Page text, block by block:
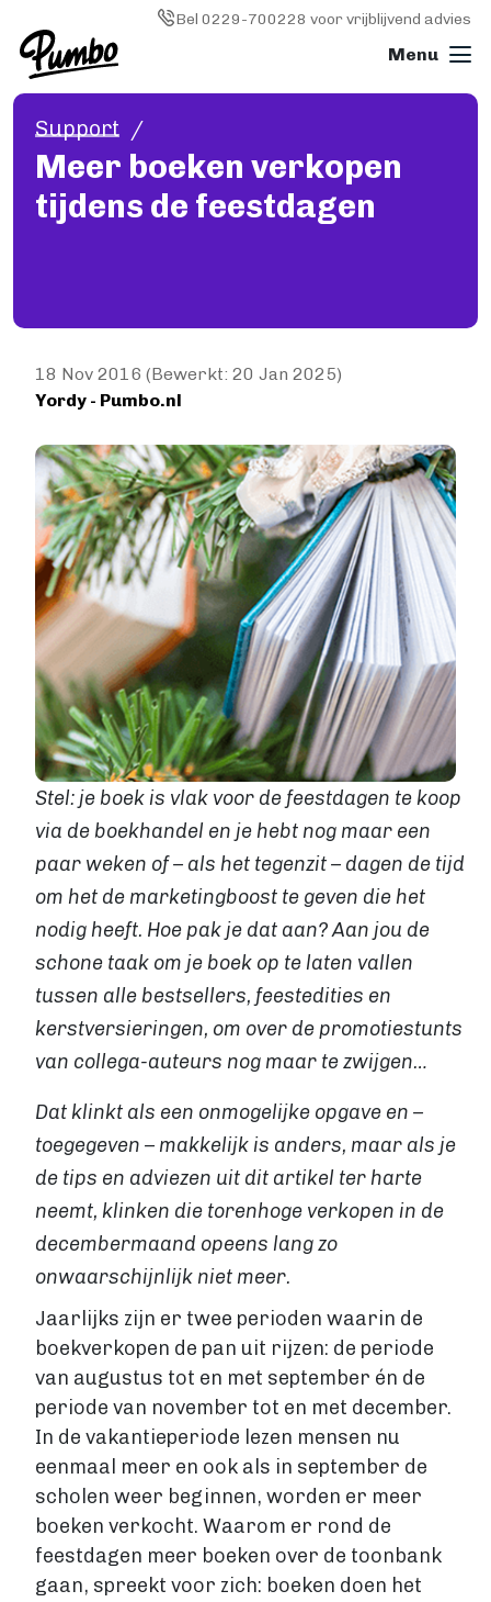
Skip to main contentBel 0229-700228 voor vrijblijvend advies
Image
Boek drukken
ALGEMEEN
Boek drukken
Papiersoorten
Kosten
Print on demand
Hoe werkt Print on demand
Levertijden
GROTE OPLAGE DRUKKEN
Offset drukken
Hoe werkt offset drukken
Levertijden
Boek uitgeven
ALGEMEEN
Boek uitgeven
ISBN aanvragen
Boek distributie
VIA BOEKHANDELS
Boek uitgeven via Bol.com
Boek uitgeven via Centraal Boekhuis
Boek uitgeven via Managementboek.nl
Stappenplan
VIA BOEKENBESTELLEN.NL
Boek uitgeven via Boekenbestellen.nl
E-BOOK UITGEVEN
Boek uitgeven als e-book
Wat is een e-book?
E-book opmaken
E-book verkopen
Stappenplan
Boek schrijven
BOEK SCHRIJVEN
Boek redigeren
BOEK MAKEN
Boek maken
Zakelijk boek
Lifestyle boek
Kennis boek
Fictie boek
Luisterboek
ZAKELIJK
Zakelijk boek
Support
Meer boeken verkopen
tijdens de feestdagen
18 Nov 2016 (Bewerkt: 20 Jan 2025)
Yordy - Pumbo.nl
Stel: je boek is vlak voor de feestdagen te koop
via de boekhandel en je hebt nog maar een
paar weken of – als het tegenzit – dagen de tijd
om het de marketingboost te geven die het
nodig heeft. Hoe pak je dat aan? Aan jou de
schone taak om je boek op te laten vallen
tussen alle bestsellers, feestedities en
kerstversieringen, om over de promotiestunts
van collega-auteurs nog maar te zwijgen…
Dat klinkt als een onmogelijke opgave en –
toegegeven – makkelijk is anders, maar als je
de tips en adviezen uit dit artikel ter harte
neemt, klinken die torenhoge verkopen in de
decembermaand opeens lang zo
onwaarschijnlijk niet meer.
Image
Jaarlijks zijn er twee perioden waarin de
boekverkopen de pan uit rijzen: de periode
van augustus tot en met september én de
periode van november tot en met december.
In de vakantieperiode lezen mensen nu
eenmaal meer en ook als in september de
scholen weer beginnen, worden er meer
boeken verkocht. Waarom er rond de
feestdagen meer boeken over de toonbank
gaan, spreekt voor zich: boeken doen het